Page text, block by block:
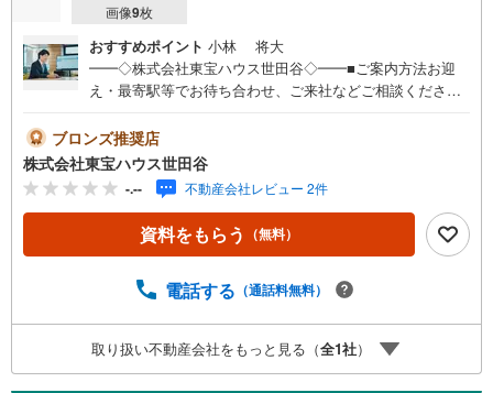
画像9枚
おすすめポイント 小林 将大
━━◇株式会社東宝ハウス世田谷◇━━■ご案内方法お迎
え・最寄駅等でお待ち合わせ、ご来社などご相談くださ
をいたします。■ご予約方法直接お電話ください。メールで
のご予約も承ります。突然のご来店でも対応可能です。事
前に鍵の手配が必要な場合がございます。お早目にご連絡
をいただけると、大変スムーズです。■その他、各種ご相談
もお気軽にどうぞ！◎ファイナンシャルプランナーによる
ライフシミュレーション・生活収支のキャッシュフローを
た資金計画のご提案・効果的な生命保険の見直し ◎住宅ロ
するのが効果的？・どこの銀行で借りるとお得なの？・適
切な借入額は？■キッズスペースもございます☆DVD、おも
ちゃ、絵本、ぬりえなど充実させております。資料請求は
ブロンズ推奨店
株式会社東宝ハウス世田谷
-.-- 不動産会社レビュー 2件
資料をもらう （無料）
電話する （通話料無料）
取り扱い不動産会社をもっと見る（全1社）